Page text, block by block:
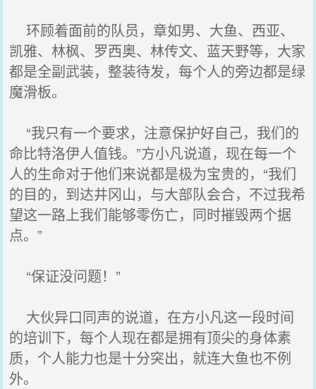
环顾着面前的队员，章如男、大鱼、西亚、
凯雅、林枫、罗西奥、林传文、蓝天野等，大家
都是全副武装，整装待发，每个人的旁边都是绿
魔滑板。
“我只有一个要求，注意保护好自己，我们的
命比特洛伊人值钱。”方小凡说道，现在每一个
人的生命对于他们来说都是极为宝贵的，“我们
的目的，到达井冈山，与大部队会合，不过我希
望这一路上我们能够零伤亡，同时摧毁两个据
点。”
“保证没问题！”
大伙异口同声的说道，在方小凡这一段时间
的培训下，每个人现在都是拥有顶尖的身体素
质，个人能力也是十分突出，就连大鱼也不例
外。